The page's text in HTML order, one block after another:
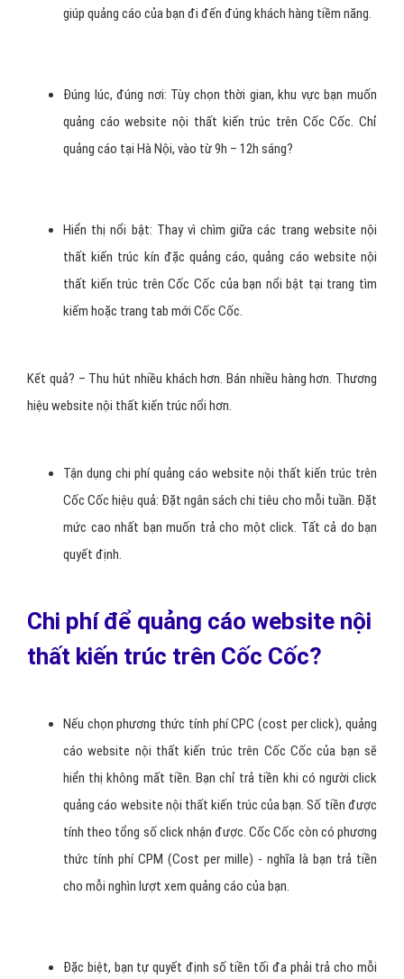
giúp quảng cáo của bạn đi đến đúng khách hàng tiềm năng.
Đúng lúc, đúng nơi: Tùy chọn thời gian, khu vực bạn muốn
quảng cáo website nội thất kiến trúc trên Cốc Cốc. Chỉ
quảng cáo tại Hà Nội, vào từ 9h – 12h sáng?
Hiển thị nổi bật: Thay vì chìm giữa các trang website nội
thất kiến trúc kín đặc quảng cáo, quảng cáo website nội
thất kiến trúc trên Cốc Cốc của bạn nổi bật tại trang tìm
kiếm hoặc trang tab mới Cốc Cốc.
Kết quả? – Thu hút nhiều khách hơn. Bán nhiều hàng hơn. Thương
hiệu website nội thất kiến trúc nổi hơn.
Tận dụng chi phí quảng cáo website nội thất kiến trúc trên
Cốc Cốc hiệu quả: Đặt ngân sách chi tiêu cho mỗi tuần. Đặt
mức cao nhất bạn muốn trả cho một click. Tất cả do bạn
quyết định.
Chi phí để quảng cáo website nội
thất kiến trúc trên Cốc Cốc?
Nếu chọn phương thức tính phí CPC (cost per click), quảng
cáo website nội thất kiến trúc trên Cốc Cốc của bạn sẽ
hiển thị không mất tiền. Bạn chỉ trả tiền khi có người click
quảng cáo website nội thất kiến trúc của bạn. Số tiền được
tính theo tổng số click nhận được. Cốc Cốc còn có phương
thức tính phí CPM (Cost per mille) - nghĩa là bạn trả tiền
cho mỗi nghìn lượt xem quảng cáo của bạn.
Đặc biệt, bạn tự quyết định số tiền tối đa phải trả cho mỗi